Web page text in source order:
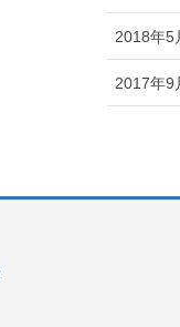
2018年5
2017年9